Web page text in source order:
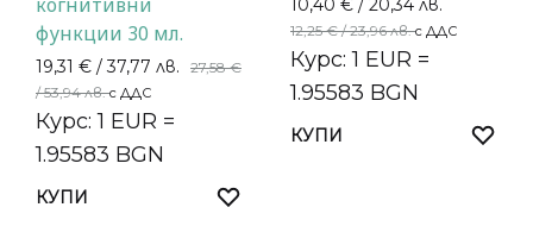
функции 30 мл.
19,31 € / 37,77 лв. 27,58€
/ 53,94 лв.с ДДС
Курс: 1 EUR =
1.95583 BGN
КУПИ
10,40 € / 20,34 лв.
12,25€/ 23,96 лв.с ДДС
Курс: 1 EUR =
1.95583 BGN
КУПИ